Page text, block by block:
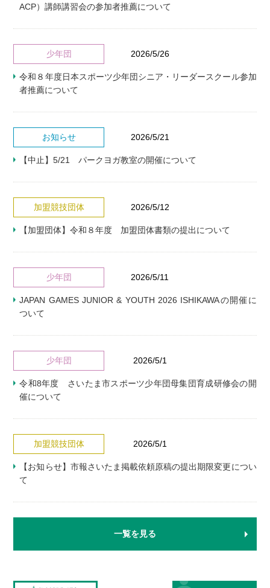
ACP）講師講習会の参加者推薦について
少年団 2026/5/26
令和８年度日本スポーツ少年団シニア・リーダースクール参加
者推薦について
お知らせ 2026/5/21
【中止】5/21 パークヨガ教室の開催について
加盟競技団体 2026/5/12
【加盟団体】令和８年度 加盟団体書類の提出について
少年団 2026/5/11
JAPAN GAMES JUNIOR & YOUTH 2026 ISHIKAWAの開催に
ついて
少年団 2026/5/1
令和8年度 さいたま市スポーツ少年団母集団育成研修会の開
催について
加盟競技団体 2026/5/1
【お知らせ】市報さいたま掲載依頼原稿の提出期限変更につい
て
一覧を見る